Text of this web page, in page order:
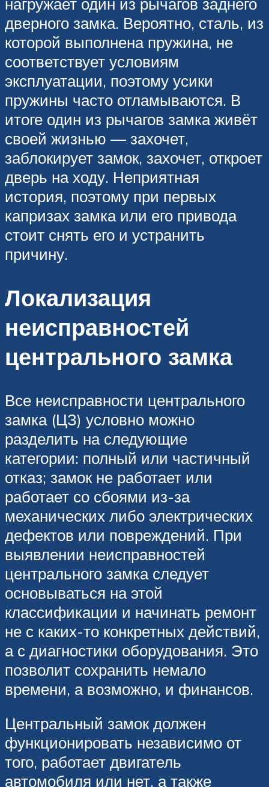
дверного замка. Вероятно, сталь, из
которой выполнена пружина, не
соответствует условиям
эксплуатации, поэтому усики
пружины часто отламываются. В
итоге один из рычагов замка живёт
своей жизнью — захочет,
заблокирует замок, захочет, откроет
дверь на ходу. Неприятная
история, поэтому при первых
капризах замка или его привода
стоит снять его и устранить
причину.
Локализация
неисправностей
центрального замка
Все неисправности центрального
замка (ЦЗ) условно можно
разделить на следующие
категории: полный или частичный
отказ; замок не работает или
работает со сбоями из-за
механических либо электрических
дефектов или повреждений. При
выявлении неисправностей
центрального замка следует
основываться на этой
классификации и начинать ремонт
не с каких-то конкретных действий,
а с диагностики оборудования. Это
позволит сохранить немало
времени, а возможно, и финансов.
Центральный замок должен
функционировать независимо от
того, работает двигатель
автомобиля или нет, а также